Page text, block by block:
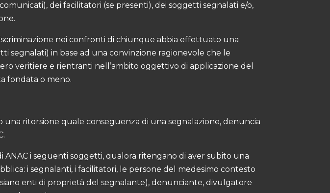
dei facilitatori (se presenti), dei soggetti segnalati e/o,
nei confronti di chiunque abbia effettuato una
segnalati) in base ad una convinzione ragionevole che le
veritiere e rientranti nell’ambito oggettivo di applicazione del
fondata o meno.
ritorsione quale conseguenza di una segnalazione, denuncia
i seguenti soggetti, qualora ritengano di aver subito una
i segnalanti, i facilitatori, le persone del medesimo contesto
enti di proprietà del segnalante), denunciante, divulgatore